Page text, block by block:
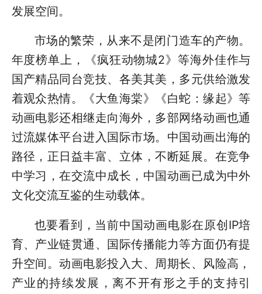
发展空间。
市场的繁荣，从来不是闭门造车的产物。
年度榜单上，《疯狂动物城2》等海外佳作与
国产精品同台竞技、各美其美，多元供给激发
着观众热情。《大鱼海棠》《白蛇：缘起》等
动画电影还相继走向海外，多部网络动画也通
过流媒体平台进入国际市场。中国动画出海的
路径，正日益丰富、立体，不断延展。在竞争
中学习，在交流中成长，中国动画已成为中外
文化交流互鉴的生动载体。
也要看到，当前中国动画电影在原创IP培
育、产业链贯通、国际传播能力等方面仍有提
升空间。动画电影投入大、周期长、风险高，
产业的持续发展，离不开有形之手的支持引